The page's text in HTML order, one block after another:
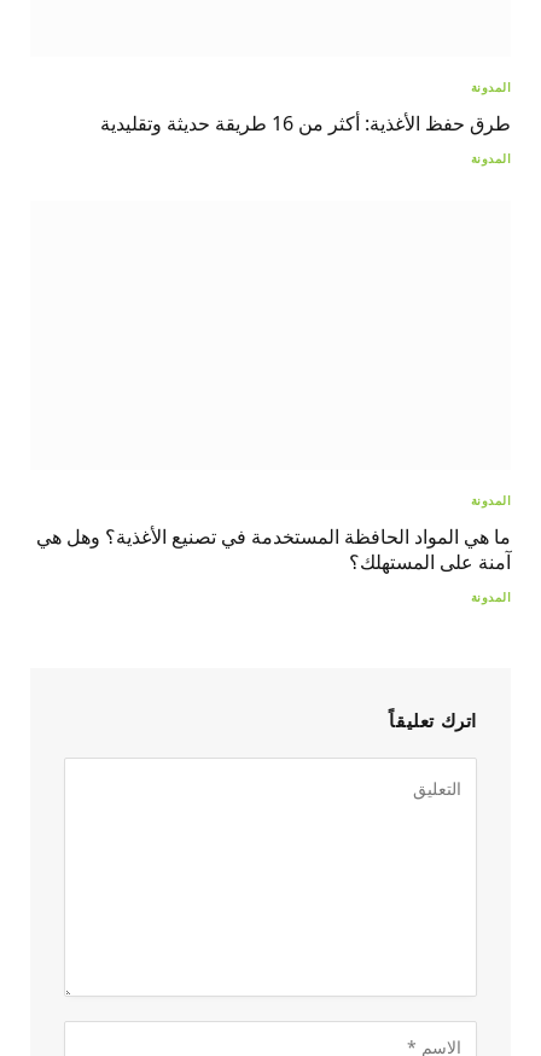
المدونة
طرق حفظ الأغذية: أكثر من 16 طريقة حديثة وتقليدية
المدونة
المدونة
ما هي المواد الحافظة المستخدمة في تصنيع الأغذية؟ وهل هي
آمنة على المستهلك؟
المدونة
اترك تعليقاً